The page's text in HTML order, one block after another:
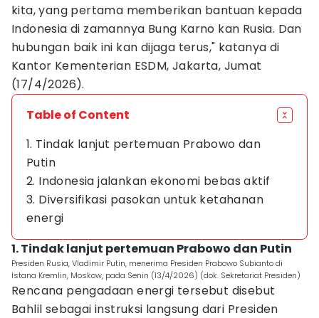
kita, yang pertama memberikan bantuan kepada
Indonesia di zamannya Bung Karno kan Rusia. Dan
hubungan baik ini kan dijaga terus," katanya di
Kantor Kementerian ESDM, Jakarta, Jumat
(17/4/2026).
Table of Content
1. Tindak lanjut pertemuan Prabowo dan
Putin
2. Indonesia jalankan ekonomi bebas aktif
3. Diversifikasi pasokan untuk ketahanan
energi
1. Tindak lanjut pertemuan Prabowo dan Putin
Presiden Rusia, Vladimir Putin, menerima Presiden Prabowo Subianto di
Istana Kremlin, Moskow, pada Senin (13/4/2026) (dok. Sekretariat Presiden)
Rencana pengadaan energi tersebut disebut
Bahlil sebagai instruksi langsung dari Presiden